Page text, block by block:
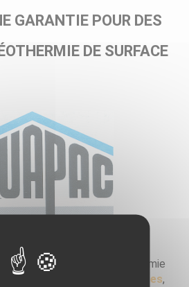
GARANTIE POUR DES
DE SURFACE
assure les projets de géothermie
inférieure à 200 mètres,